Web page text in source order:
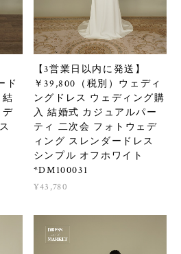
ド
デ
【3営業日以内に発送】
￥39,800（税別）ウェディ
ングドレス ウェディング購
入 結婚式 カジュアルパー
ティ 二次会 フォトウェデ
ィング スレンダードレス
シンプル オフホワイト
*DM100031
¥43,780